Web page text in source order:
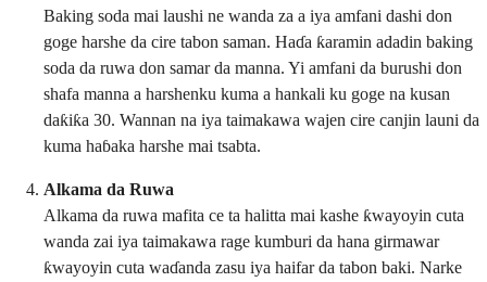
Baking soda mai laushi ne wanda za a iya amfani dashi don
goge harshe da cire tabon saman. Haɗa ƙaramin adadin baking
soda da ruwa don samar da manna. Yi amfani da burushi don
shafa manna a harshenku kuma a hankali ku goge na kusan
daƙiƙa 30. Wannan na iya taimakawa wajen cire canjin launi da
kuma haɓaka harshe mai tsabta.
Alkama da Ruwa
Alkama da ruwa mafita ce ta halitta mai kashe ƙwayoyin cuta
wanda zai iya taimakawa rage kumburi da hana girmawar
ƙwayoyin cuta waɗanda zasu iya haifar da tabon baki. Narke